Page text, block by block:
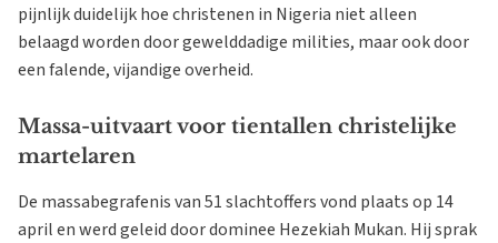
pijnlijk duidelijk hoe christenen in Nigeria niet alleen
belaagd worden door gewelddadige milities, maar ook door
een falende, vijandige overheid.
Massa-uitvaart voor tientallen christelijke
martelaren
De massabegrafenis van 51 slachtoffers vond plaats op 14
april en werd geleid door dominee Hezekiah Mukan. Hij sprak